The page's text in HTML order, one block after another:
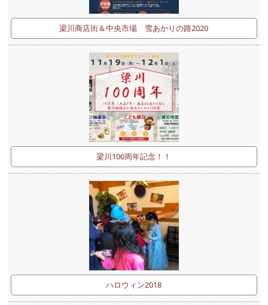
梁川商店街＆中央市場 雪あかりの路2020
梁川100周年記念！！
ハロウィン2018